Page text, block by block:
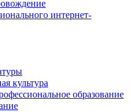
интернет-
культура
образование